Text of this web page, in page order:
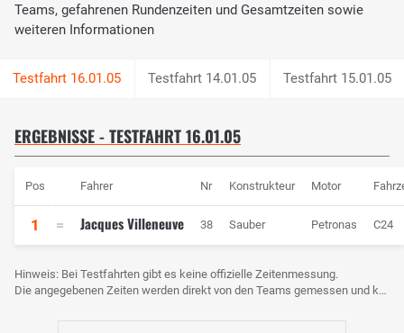
Teams, gefahrenen Rundenzeiten und Gesamtzeiten sowie
weiteren Informationen
Testfahrt 14.01.05 Testfahrt 15.01.05
ERGEBNISSE - TESTFAHRT 16.01.05
Pos Fahrer Nr Konstrukteur Motor
1 Jacques Villeneuve 38 Sauber Petronas C24
Hinweis: Bei Testfahrten gibt es keine offizielle Zeitenmessung.
Die angegebenen Zeiten werden direkt von den Teams gemessen und können voneinander abweichen.